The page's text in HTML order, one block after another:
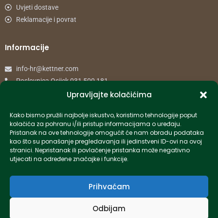
Upravljajte kolačićima
Kako bismo pružili najbolje iskustvo, koristimo tehnologije poput
kolačića za pohranu i/ili pristup informacijama o uređaju.
Pristanak na ove tehnologije omogućit će nam obradu podataka
kao što su ponašanje pregledavanja ili jedinstveni ID-ovi na ovoj
stranici. Nepristanak ili povlačenje pristanka može negativno
utjecati na određene značajke i funkcije.
Prihvaćam
Odbijam
Uvjeti dostave
Reklamacije i povrat
Informacije
info-hr@kettner.com
Poslovnica Osijek 031 500 181
Poslovnica Zagreb 01 7798 900
© 2024 Kettner. Sva prava pridržana.